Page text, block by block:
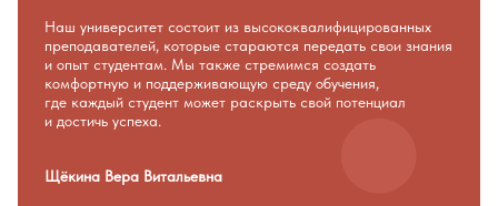
Наш университет состоит из высококвалифицированных
преподавателей, которые стараются передать свои знания
и опыт студентам. Мы также стремимся создать
комфортную и поддерживающую среду обучения,
где каждый студент может раскрыть свой потенциал
и достичь успеха.
Щёкина Вера Витальевна